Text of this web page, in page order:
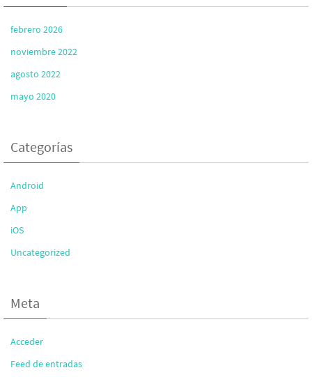
febrero 2026
noviembre 2022
agosto 2022
mayo 2020
Categorías
Android
App
iOS
Uncategorized
Meta
Acceder
Feed de entradas